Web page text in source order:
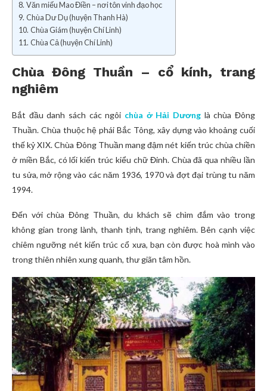
Văn miếu Mao Điền – nơi tôn vinh đạo học
Chùa Dư Dụ (huyện Thanh Hà)
Chùa Giám (huyện Chí Linh)
Chùa Cả (huyện Chí Linh)
Chùa Đông Thuần – cổ kính, trang
nghiêm
Bắt đầu danh sách các ngôi chùa ở Hải Dương là chùa Đông
Thuần. Chùa thuộc hệ phái Bắc Tông, xây dựng vào khoảng cuối
thế kỷ XIX. Chùa Đông Thuần mang đậm nét kiến trúc chùa chiền
ở miền Bắc, có lối kiến trúc kiểu chữ Đinh. Chùa đã qua nhiều lần
tu sửa, mở rộng vào các năm 1936, 1970 và đợt đại trùng tu năm
1994.
Đến với chùa Đông Thuần, du khách sẽ chìm đắm vào trong
không gian trong lành, thanh tịnh, trang nghiêm. Bên cạnh việc
chiêm ngưỡng nét kiến trúc cổ xưa, bạn còn được hoà mình vào
trong thiên nhiên xung quanh, thư giãn tâm hồn.